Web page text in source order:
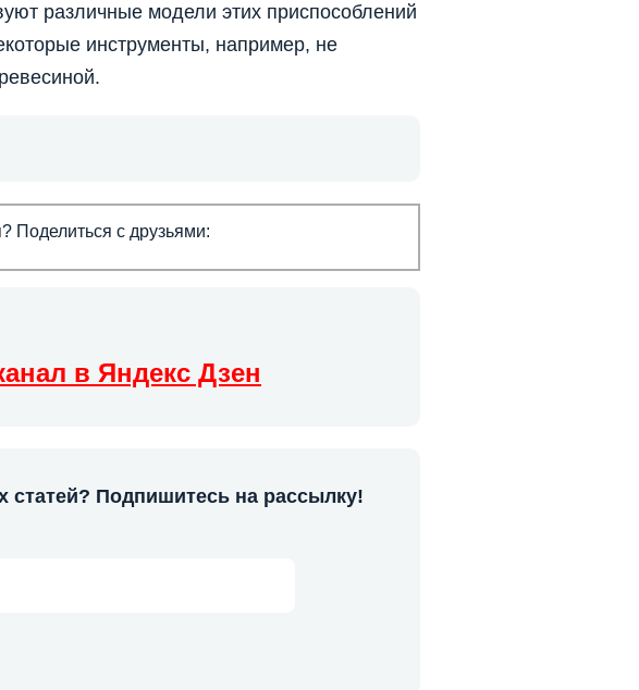
различные модели этих приспособлений
инструменты, например, не
Поделиться с друзьями:
в Яндекс Дзен
статей? Подпишитесь на рассылку!